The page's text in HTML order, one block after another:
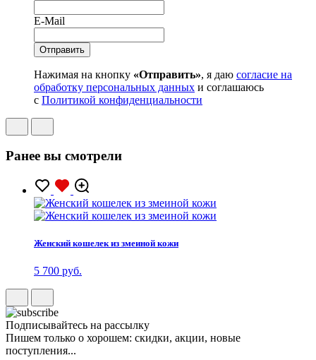
E-Mail
Нажимая на кнопку «Отправить», я даю согласие на
обработку персональных данных и соглашаюсь
с Политикой конфиденциальности
Ранее вы смотрели
Женский кошелек из змеиной кожи
5 700 руб.
Подписывайтесь на рассылку
Пишем только о хорошем: скидки, акции, новые
поступления...